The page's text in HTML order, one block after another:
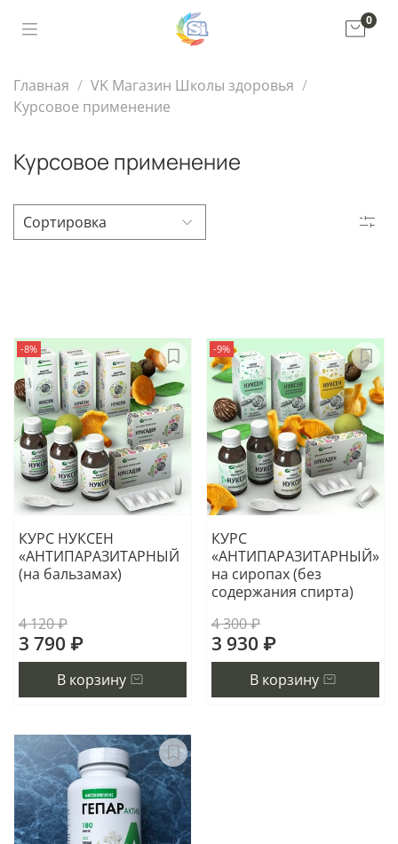
0
Главная
VK Магазин Школы здоровья
Курсовое применение
Курсовое применение
-8%
КУРС НУКСЕН
«АНТИПАРАЗИТАРНЫЙ
(на бальзамах)
4 120 ₽
3 790 ₽
В корзину
-9%
КУРС
«АНТИПАРАЗИТАРНЫЙ»
на сиропах (без
содержания спирта)
4 300 ₽
3 930 ₽
В корзину